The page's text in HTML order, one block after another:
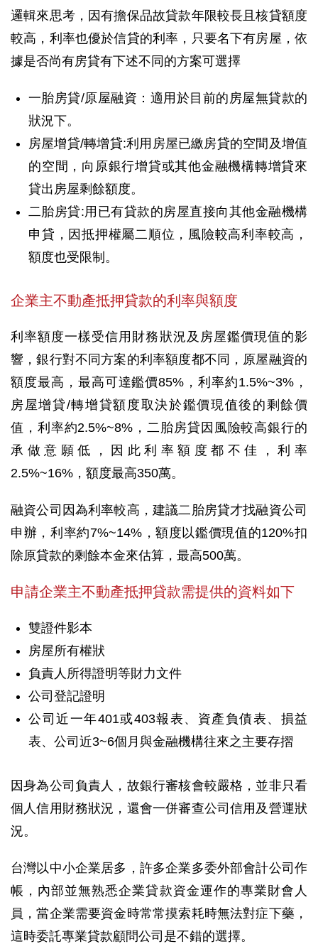
邏輯來思考，因有擔保品故貸款年限較長且核貸額度
較高，利率也優於信貸的利率，只要名下有房屋，依
據是否尚有房貸有下述不同的方案可選擇
一胎房貸/原屋融資：適用於目前的房屋無貸款的
狀況下。
房屋增貸/轉增貸:利用房屋已繳房貸的空間及增值
的空間，向原銀行增貸或其他金融機構轉增貸來
貸出房屋剩餘額度。
二胎房貸:用已有貸款的房屋直接向其他金融機構
申貸，因抵押權屬二順位，風險較高利率較高，
額度也受限制。
企業主不動產抵押貸款的利率與額度
利率額度一樣受信用財務狀況及房屋鑑價現值的影
響，銀行對不同方案的利率額度都不同，原屋融資的
額度最高，最高可達鑑價85%，利率約1.5%~3%，
房屋增貸/轉增貸額度取決於鑑價現值後的剩餘價
值，利率約2.5%~8%，二胎房貸因風險較高銀行的
承做意願低，因此利率額度都不佳，利率
2.5%~16%，額度最高350萬。
融資公司因為利率較高，建議二胎房貸才找融資公司
申辦，利率約7%~14%，額度以鑑價現值的120%扣
除原貸款的剩餘本金來估算，最高500萬。
申請企業主不動產抵押貸款需提供的資料如下
雙證件影本
房屋所有權狀
負責人所得證明等財力文件
公司登記證明
公司近一年401或403報表、資產負債表、損益
表、公司近3~6個月與金融機構往來之主要存摺
因身為公司負責人，故銀行審核會較嚴格，並非只看
個人信用財務狀況，還會一併審查公司信用及營運狀
況。
台灣以中小企業居多，許多企業多委外部會計公司作
帳，內部並無熟悉企業貸款資金運作的專業財會人
員，當企業需要資金時常常摸索耗時無法對症下藥，
這時委託專業貸款顧問公司是不錯的選擇。